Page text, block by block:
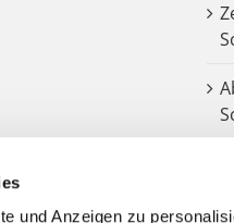
und Anzeigen zu